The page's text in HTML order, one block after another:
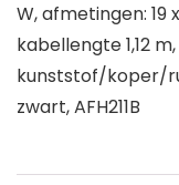
W, afmetingen: 19
kabellengte 1,12
kunststof/koper/
zwart, AFH211B